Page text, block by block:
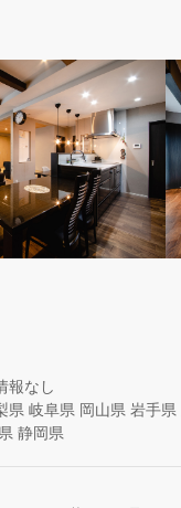
報なし
県 岐阜県 岡山県 岩手県
静岡県